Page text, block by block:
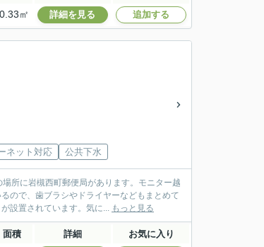
㎡ 詳細を見る 追加する
ネット対応 公共下水
所に岩槻西町郵便局があります。モニター越
ので、歯ブラシやドライヤーなどもまとめて
設置されています。気に... もっと見る
面積 詳細 お気に入り